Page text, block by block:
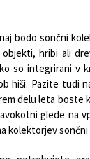
bodo sončni
hribi ali
so integrirani v
hiši. Pazite tudi
delu leta boste
glede na
kolektorjev